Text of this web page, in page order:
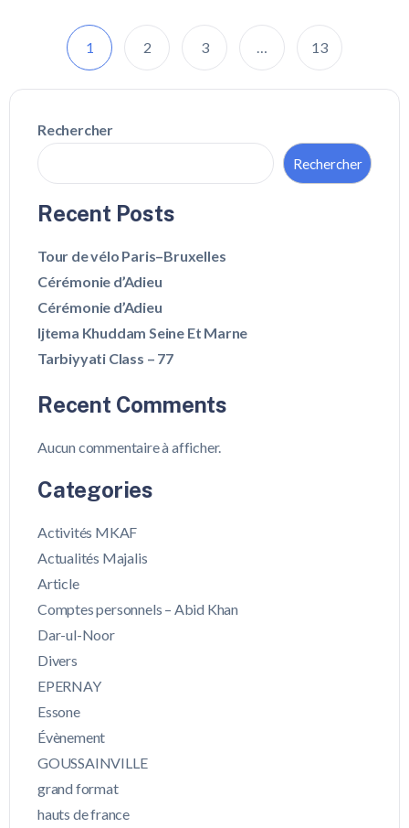
1 2 3 … 13
Rechercher
Rechercher
Recent Posts
Tour de vélo Paris–Bruxelles
Cérémonie d’Adieu
Cérémonie d’Adieu
Ijtema Khuddam Seine Et Marne
Tarbiyyati Class – 77
Recent Comments
Aucun commentaire à afficher.
Categories
Activités MKAF
Actualités Majalis
Article
Comptes personnels – Abid Khan
Dar-ul-Noor
Divers
EPERNAY
Essone
Évènement
GOUSSAINVILLE
grand format
hauts de france